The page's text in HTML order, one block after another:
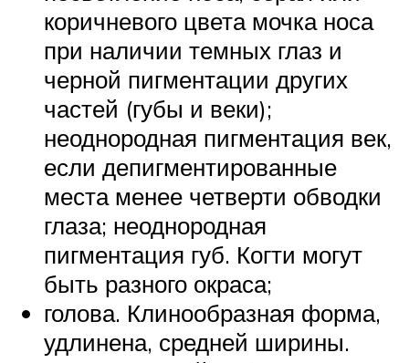
коричневого цвета мочка носа
при наличии темных глаз и
черной пигментации других
частей (губы и веки);
неоднородная пигментация век,
если депигментированные
места менее четверти обводки
глаза; неоднородная
пигментация губ. Когти могут
быть разного окраса;
голова. Клинообразная форма,
удлинена, средней ширины.